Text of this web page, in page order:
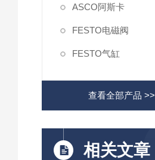
ASCO阿斯卡
FESTO电磁阀
FESTO气缸
查看全部产品 >>
相关文章